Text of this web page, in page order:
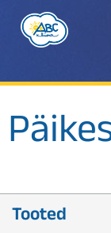
Tooted